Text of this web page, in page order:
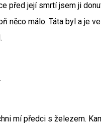
před její smrtí jsem ji
něco málo. Táta byl a je
mí předci s železem.